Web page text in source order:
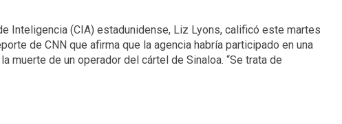
Inteligencia (CIA) estadunidense, Liz Lyons, calificó este martes
de CNN que afirma que la agencia habría participado en una
muerte de un operador del cártel de Sinaloa. “Se trata de